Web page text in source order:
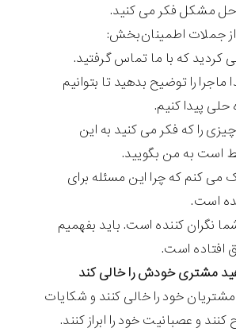
حل مشکل فکر می کنید.
جملات اطمینان‌بخش:
کردید که با ما تماس گرفتید.
ماجرا را توضیح بدهید تا بتوانیم
حلی پیدا کنیم.
را که فکر می کنید به این
است به من بگویید.
می کنم که چرا این مسئله برای
است.
نگران کننده است. باید بفهمیم
افتاده است.
خود را خالی کنند و شکایات
و عصبانیت خود را ابراز کنند.